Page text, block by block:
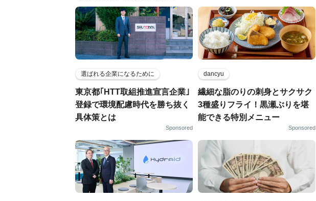
選ばれる企業になるために
東京都｢HTT取組推進宣言企業｣
登録で環境配慮時代を勝ち抜く
具体策とは
Sponsored
dancyu
繊細な脂のりの刺身とサクサク
3種盛りフライ！黒瀬ぶりを堪
能できる特別メニュー
Sponsored